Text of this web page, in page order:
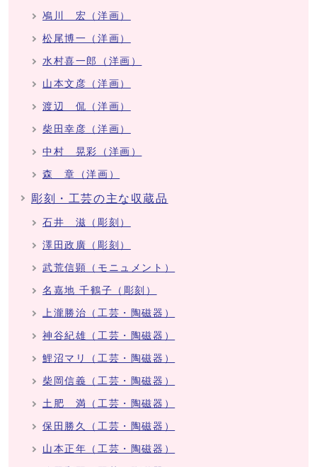
鳰川 宏（洋画）
松尾博一（洋画）
水村喜一郎（洋画）
山本文彦（洋画）
渡辺 侃（洋画）
柴田幸彦（洋画）
中村 晃彩（洋画）
森 章（洋画）
彫刻・工芸の主な収蔵品
石井 滋（彫刻）
澤田政廣（彫刻）
武荒信顕（モニュメント）
名嘉地 千鶴子（彫刻）
上瀧勝治（工芸・陶磁器）
神谷紀雄（工芸・陶磁器）
鯉沼マリ（工芸・陶磁器）
柴岡信義（工芸・陶磁器）
土肥 満（工芸・陶磁器）
保田勝久（工芸・陶磁器）
山本正年（工芸・陶磁器）